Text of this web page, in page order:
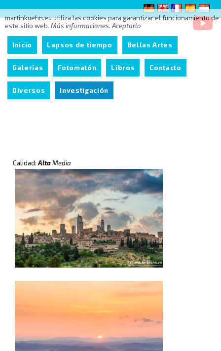
martinkuehn.eu utiliza las cookies para garantizar el funcionamiento de
este sitio web. Más informaciones. Aceptarlo
Inicio Lapsos de tiempo Bellas Artes
Galerías Fotomatón Libros Contacto
Diversos Investigación
Calidad:Alta Media